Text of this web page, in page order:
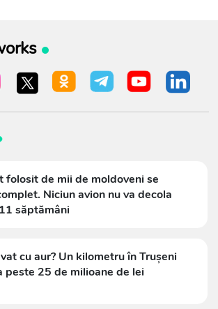
folosit de mii de moldoveni se
Niciun avion nu va decola
săptămâni
cu aur? Un kilometru în Trușeni
peste 25 de milioane de lei